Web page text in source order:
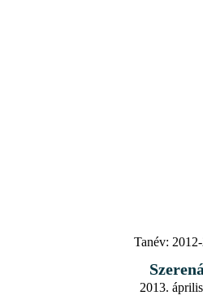
Tanév:
2013.